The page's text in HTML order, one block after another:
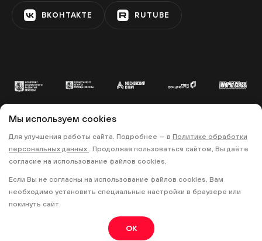
Фестивальная площадка на
бульваре Дмитрия Донского
Стан»
ВКОНТАКТЕ RUTUBE
© 2022 «МОСКОВСКИЙ СПОРТ»
• ПОЛИТИКА КОНФИДЕНЦИАЛЬНОСТИ •
ПРАВИЛА ЗАПИСИ НА ТРЕНИРОВКИ
Мы используем cookies
Для улучшения работы сайта. Подробнее — в Политике обработки
персональных данных . Продолжая пользоваться сайтом, Вы даёте
согласие на использование файлов cookies.
Если Вы не согласны на использование файлов cookies, Вам
необходимо установить специальные настройки в браузере или
покинуть сайт.
OK